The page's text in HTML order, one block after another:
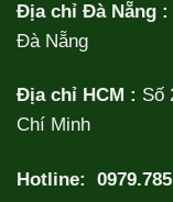
Địa chỉ Đà Nẵng :
Đà Nẵng
Địa chỉ HCM : Số
Chí Minh
Hotline: